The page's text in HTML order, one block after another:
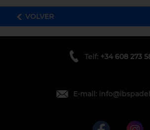
VOLVER
Telf: +34 608 273
E-mail: